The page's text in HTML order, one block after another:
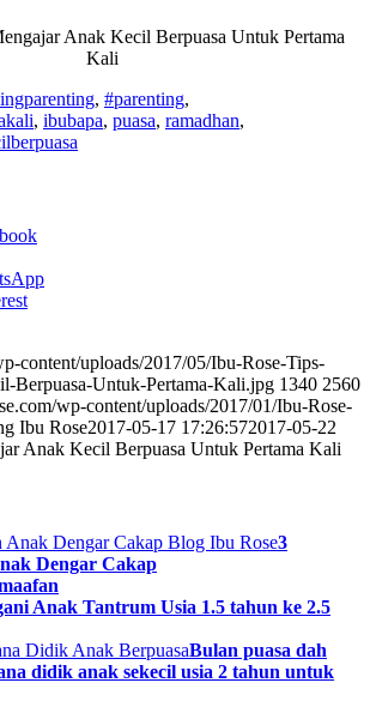
, #parenting,
, ibubapa, puasa, ramadhan,
content/uploads/2017/05/Ibu-Rose-Tips-
Berpuasa-Untuk-Pertama-Kali.jpg 1340 2560
wp-content/uploads/2017/01/Ibu-Rose-
Ibu Rose2017-05-17 17:26:572017-05-22
Anak Kecil Berpuasa Untuk Pertama Kali
3
Dengar Cakap
Anak Tantrum Usia 1.5 tahun ke 2.5
Bulan puasa dah
didik anak sekecil usia 2 tahun untuk